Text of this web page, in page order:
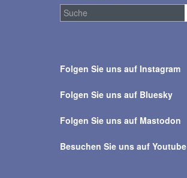
alle
Folgen Sie uns auf Instagram
Folgen Sie uns auf Bluesky
Folgen Sie uns auf Mastodon
Besuchen Sie uns auf Youtube